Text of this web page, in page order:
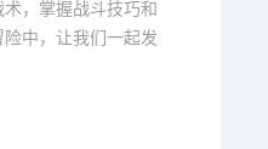
，掌握战斗技巧和
中，让我们一起发